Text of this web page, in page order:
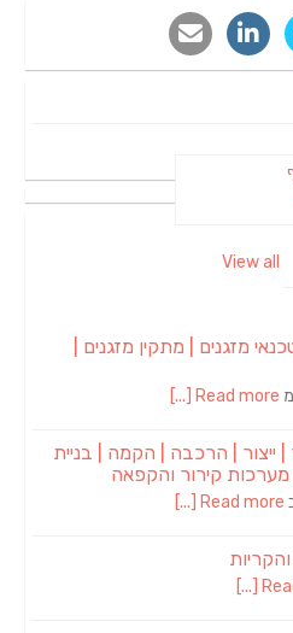
View all
מזגנים | מתקין מזגנים |
Read more [...]
ייצור | הרכבה | הקמה | בניית
מערכות קירור והקפאה
Read more [...]